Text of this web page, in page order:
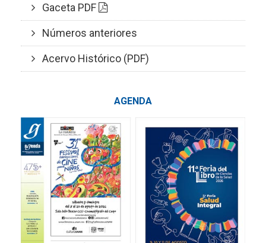
Gaceta PDF
Números anteriores
Acervo Histórico (PDF)
AGENDA